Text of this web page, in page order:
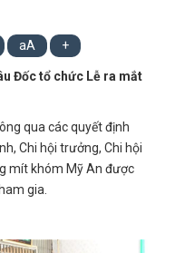
aA +
Đốc tổ chức Lễ ra mắt
qua các quyết định
Chi hội trưởng, Chi hội
mít khóm Mỹ An được
gia.